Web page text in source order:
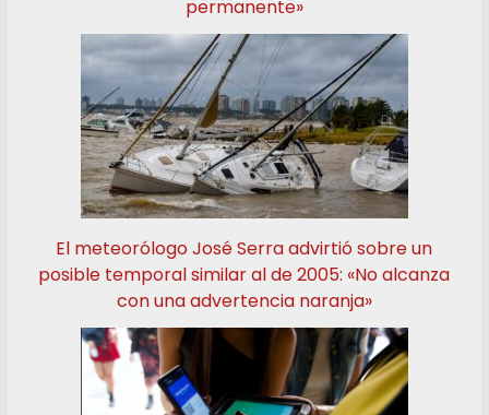
permanente»
El meteorólogo José Serra advirtió sobre un
posible temporal similar al de 2005: «No alcanza
con una advertencia naranja»